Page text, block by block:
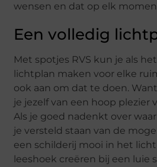
wensen en dat op elk
Een volledig
Met spotjes RVS kun je als
lichtplan maken voor elke
ook aan om dat te doen.
je jezelf van een hoop plezier
Als je goed nadenkt over
je versteld staan van de
een schilderij mooi in het
leeshoek creëren bij een luie